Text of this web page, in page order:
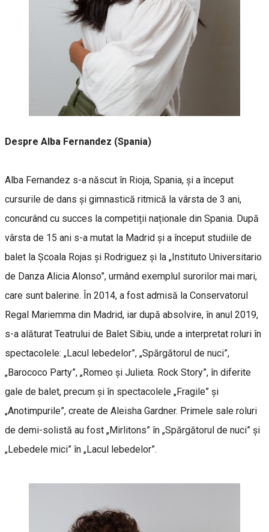
Despre Alba Fernandez (Spania)
Alba Fernandez s-a născut în Rioja, Spania, și a început
cursurile de dans și gimnastică ritmică la vârsta de 3 ani,
concurând cu succes la competiții naționale din Spania. După
vârsta de 15 ani s-a mutat la Madrid și a început studiile de
balet la Școala Rojas și Rodriguez și la „Instituto Universitario
de Danza Alicia Alonso”, urmând exemplul surorilor mai mari,
care sunt balerine. În 2014, a fost admisă la Conservatorul
Regal Mariemma din Madrid, iar după absolvire, în anul 2019,
s-a alăturat Teatrului de Balet Sibiu, unde a interpretat roluri în
spectacolele: „Lacul lebedelor”, „Spărgătorul de nuci”,
„Barococo Party”, „Romeo și Julieta. Rock Story”, în diferite
gale de balet, precum și în spectacolele „Fragile” și
„Anotimpurile”, create de Aleisha Gardner. Primele sale roluri
de demi-solistă au fost „Mirlitons” în „Spărgătorul de nuci” și
„Lebedele mici” în „Lacul lebedelor”.